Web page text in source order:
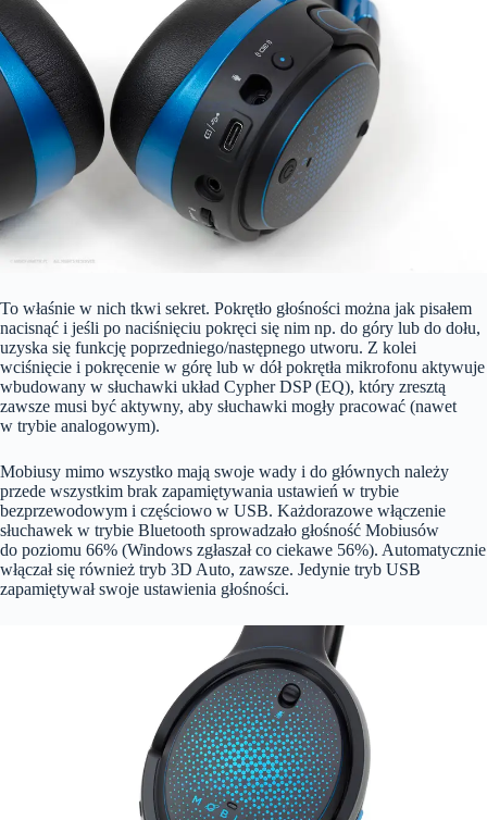
To właśnie w nich tkwi sekret. Pokrętło głośności można jak pisałem
nacisnąć i jeśli po naciśnięciu pokręci się nim np. do góry lub do dołu,
uzyska się funkcję poprzedniego/następnego utworu. Z kolei
wciśnięcie i pokręcenie w górę lub w dół pokrętła mikrofonu aktywuje
wbudowany w słuchawki układ Cypher DSP (EQ), który zresztą
zawsze musi być aktywny, aby słuchawki mogły pracować (nawet
w trybie analogowym).
Mobiusy mimo wszystko mają swoje wady i do głównych należy
przede wszystkim brak zapamiętywania ustawień w trybie
bezprzewodowym i częściowo w USB. Każdorazowe włączenie
słuchawek w trybie Bluetooth sprowadzało głośność Mobiusów
do poziomu 66% (Windows zgłaszał co ciekawe 56%). Automatycznie
włączał się również tryb 3D Auto, zawsze. Jedynie tryb USB
zapamiętywał swoje ustawienia głośności.